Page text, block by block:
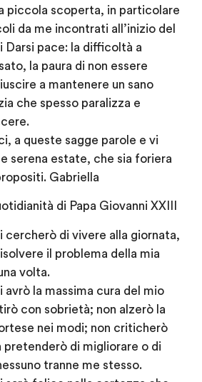
piccola scoperta, in particolare
da me incontrati all’inizio del
Darsi pace: la difficoltà a
la paura di non essere
a mantenere un sano
che spesso paralizza e
a queste sagge parole e vi
e serena estate, che sia foriera
Gabriella
di Papa Giovanni XXIII
cercherò di vivere alla giornata,
il problema della mia
volta.
avrò la massima cura del mio
con sobrietà; non alzerò la
nei modi; non criticherò
pretenderò di migliorare o di
tranne me stesso.